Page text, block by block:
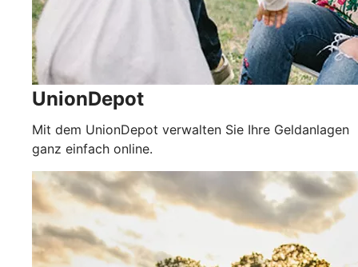
UnionDepot
Mit dem UnionDepot verwalten Sie Ihre Geldanlagen
ganz einfach online.